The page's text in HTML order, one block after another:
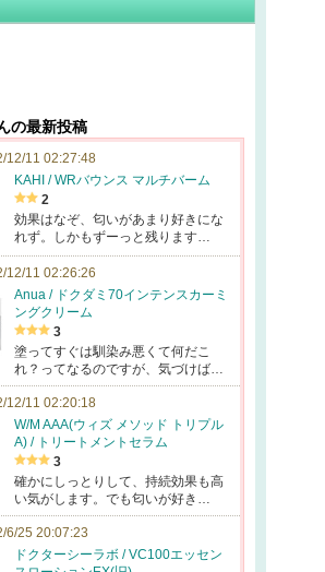
の最新投稿
12/11 02:27:48
KAHI / WRバウンス マルチバーム
2
効果はなぞ、匂いがあまり好きにな
れず。しかもずーっと残ります…
12/11 02:26:26
Anua / ドクダミ70インテンスカーミ
ングクリーム
3
塗ってすぐは馴染み悪くて何だこ
れ？ってなるのですが、気づけば…
12/11 02:20:18
W/M AAA(ウィズ メソッド トリプル
A) / トリートメントセラム
3
確かにしっとりして、持続効果も高
い気がします。でも匂いが好き…
6/25 20:07:23
ドクターシーラボ / VC100エッセン